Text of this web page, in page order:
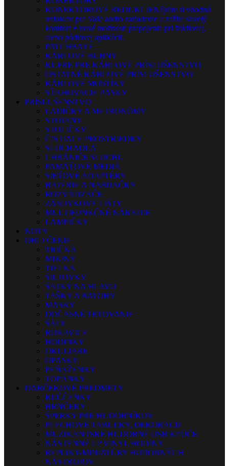
KONEKTOROVÉ REDUKCIENájdite si vhodnú
redukciu pre Vaše audio zariadenie a zažite skvelý
komfort + nové možnosti prepojenia pri štúdiovej,
alebo pódiovej aplikácii.
PATCHBAYE
KÁBLOVÉ BUBNY
KUFRE PRE KÁBLOVÉ PRÍSLUŠENSTVO
OSTATNÉ KÁBLOVÉ PRÍSLUŠENSTVO
KÁBLOVÉ MOSTÍKY
SŤAHOVACIE PÁSKY
PRÍSLUŠENSTVO
LADIČKY A METRONÓMY
STOJANY
STOLIČKY
ČISTIACE PROSTRIEDKY
SLÚCHADLÁ
CHRÁNIČE SLUCHU
PAMÄŤOVÉ MÉDIÁ
SIEŤOVÉ ADAPTÉRY
BATÉRIE A NABÍJAČKY
ROZVÁDZAČE
ZÁSUVKOVÉ LIŠTY
MULTIFUNKČNÉ NÁRADIE
LAMPIČKY
NOTY
OBLEČENIE
TRIČKÁ
MIKINY
TIELKA
ŠILTOVKY
ŠATKY NA HLAVU
TAŠKY A BATOHY
MASKY
DOČASNÉ TETOVANIE
ŠÁLY
RUKAVICE
HODINKY
OKULIARE
OPASKY
PEŇAŽENKY
TOPÁNKY
DARČEKOVÉ PREDMETY
KĽÚČENKY
HRNČEKY
ŠPERKY PRE HUDOBNÍKOV
PLECHOVÉ TABUĽKY, DEKORÁCIE
MUZIKANTSKÉ HUDOBNÉ USB KĽÚČE
NÁSTENNÉ LP VINYL HODINY
REPLIKY-MINIATÚRY HUDOBNÝCH
NÁSTROJOV